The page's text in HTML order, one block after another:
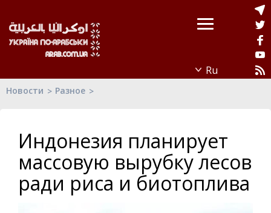
Новости Разное
Индонезия планирует
массовую вырубку лесов
ради риса и биотоплива